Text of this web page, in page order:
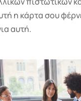
η κάρτα σου
αυτή.